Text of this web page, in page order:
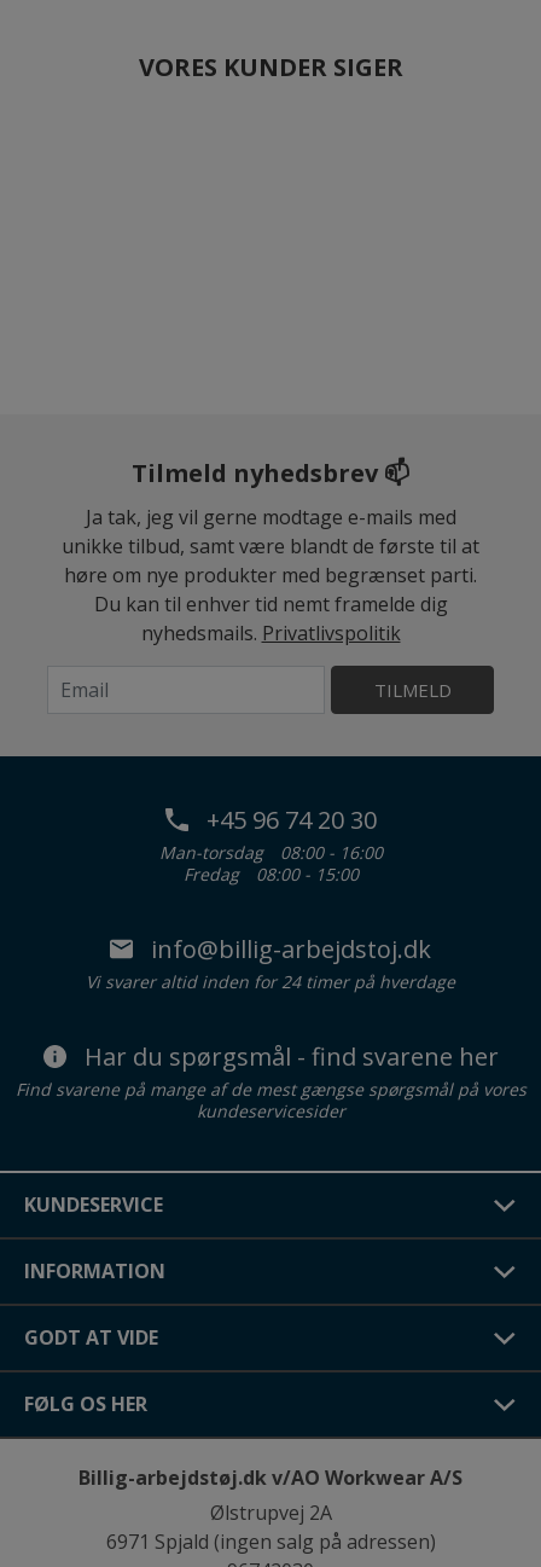
VORES KUNDER SIGER
Tilmeld nyhedsbrev 📫
Ja tak, jeg vil gerne modtage e-mails med
unikke tilbud, samt være blandt de første til at
høre om nye produkter med begrænset parti.
Du kan til enhver tid nemt framelde dig
nyhedsmails. Privatlivspolitik
TILMELD
+45 96 74 20 30
Man-torsdag
08:00 - 16:00
Fredag
08:00 - 15:00
info@billig-arbejdstoj.dk
Vi svarer altid inden for 24 timer på hverdage
Har du spørgsmål - find svarene her
Find svarene på mange af de mest gængse spørgsmål på vores
kundeservicesider
KUNDESERVICE
INFORMATION
GODT AT VIDE
FØLG OS HER
Billig-arbejdstøj.dk v/AO Workwear A/S
Ølstrupvej 2A
6971 Spjald (ingen salg på adressen)